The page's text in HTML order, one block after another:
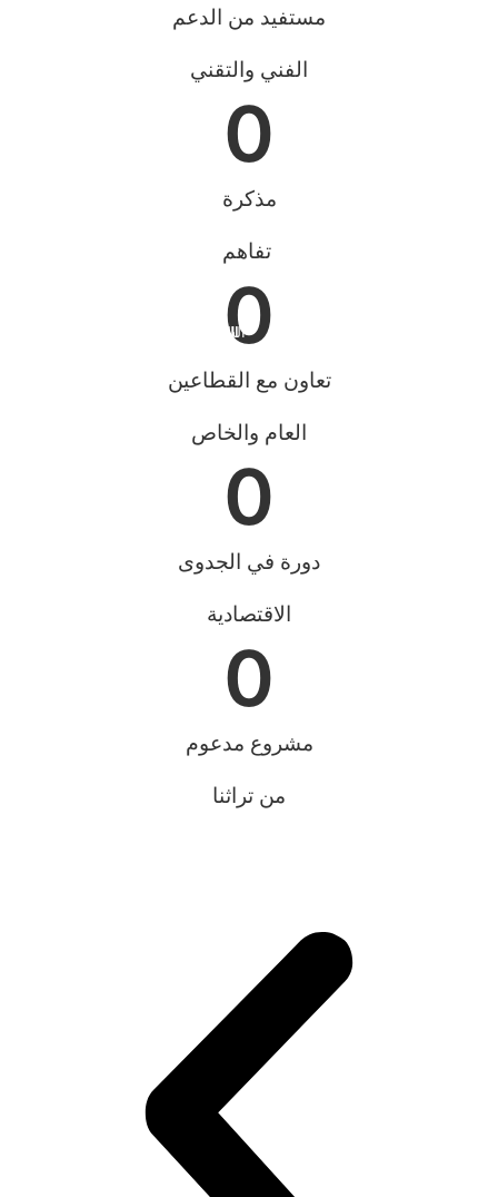
مستفيد من الدعم
الفني والتقني
مذكرة
تفاهم
0
تعاون مع القطاعين
العام والخاص
0
دورة في الجدوى
الاقتصادية
0
مشروع مدعوم
من تراثنا
0
المجالات المدعومة
الحرف اليدوية
المجالات المدعومة
التراث الرقمي
المجالات المدعومة
السياحة التراثية
المجالات المدعومة
التراث الثقافي